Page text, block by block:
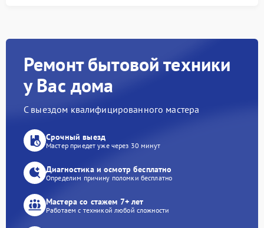
Ремонт бытовой техники
у Вас дома
С выездом квалифицированного мастера
Срочный выезд
Мастер приедет уже через 30 минут
Диагностика и осмотр бесплатно
Определим причину поломки бесплатно
Мастера со стажем 7+ лет
Работаем с техникой любой сложности